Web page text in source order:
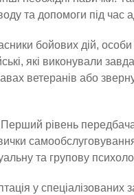
та допомоги під час
бойових дій, особи
які виконували
ветеранів або
рівень
та групову
у